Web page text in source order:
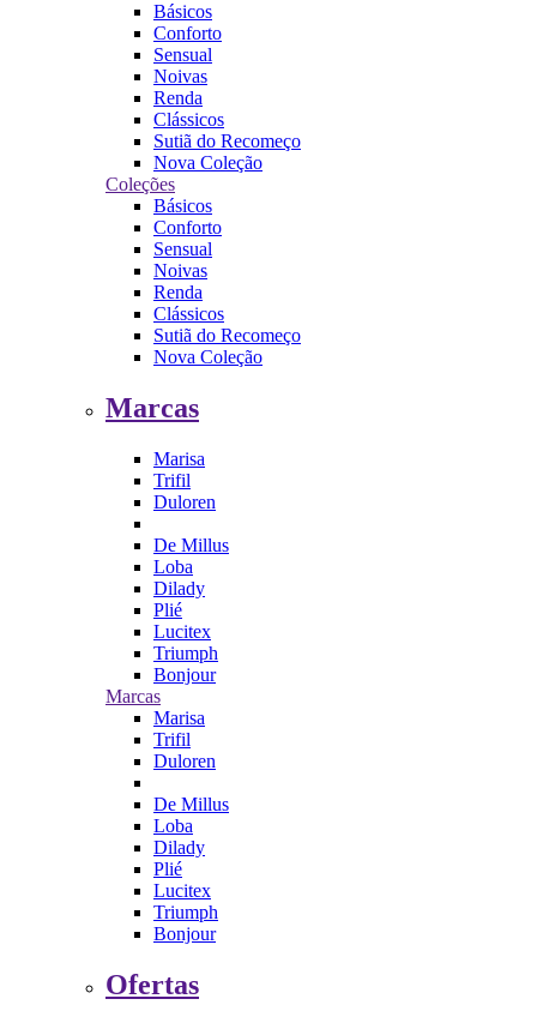
Básicos
Conforto
Sensual
Noivas
Renda
Clássicos
Sutiã do Recomeço
Nova Coleção
Coleções
Básicos
Conforto
Sensual
Noivas
Renda
Clássicos
Sutiã do Recomeço
Nova Coleção
Marcas
Marisa
Trifil
Duloren
De Millus
Loba
Dilady
Plié
Lucitex
Triumph
Bonjour
Marcas
Marisa
Trifil
Duloren
De Millus
Loba
Dilady
Plié
Lucitex
Triumph
Bonjour
Ofertas